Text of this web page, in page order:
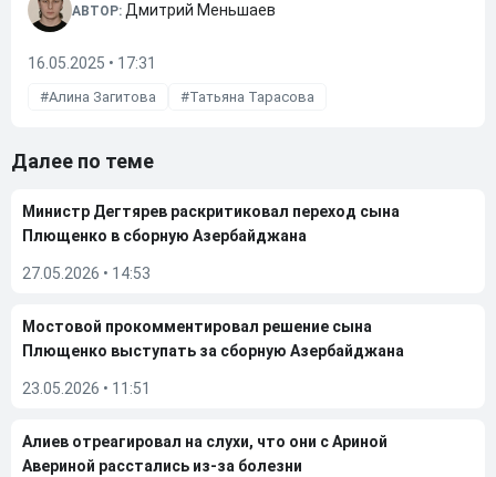
АВТОР: Дмитрий Меньшаев
16.05.2025 • 17:31
Алина Загитова Татьяна Тарасова
Далее по теме
Министр Дегтярев раскритиковал переход сына
Плющенко в сборную Азербайджана
27.05.2026 • 14:53
Мостовой прокомментировал решение сына
Плющенко выступать за сборную Азербайджана
23.05.2026 • 11:51
Алиев отреагировал на слухи, что они с Ариной
Авериной расстались из-за болезни